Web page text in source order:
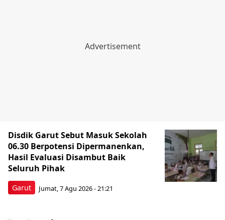
Garut
Disdik Garut Sebut Masuk Sekolah
06.30 Berpotensi Dipermanenkan,
Hasil Evaluasi Disambut Baik
Seluruh Pihak
Jumat, 7 Agu 2026 - 21:21